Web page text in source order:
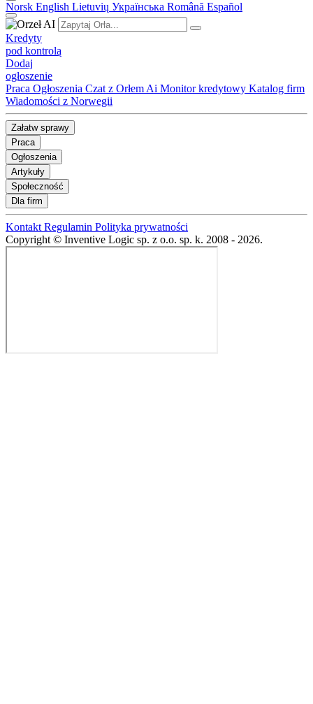
Norsk English Lietuvių Українська Română Español
Kredyty
pod kontrolą
Dodaj
ogłoszenie
Praca Ogłoszenia Czat z Orłem Ai Monitor kredytowy Katalog firm
Wiadomości z Norwegii
Załatw sprawy
Praca
Ogłoszenia
Artykuły
Społeczność
Dla firm
Kontakt Regulamin Polityka prywatności
Copyright © Inventive Logic sp. z o.o. sp. k. 2008 - 2026.